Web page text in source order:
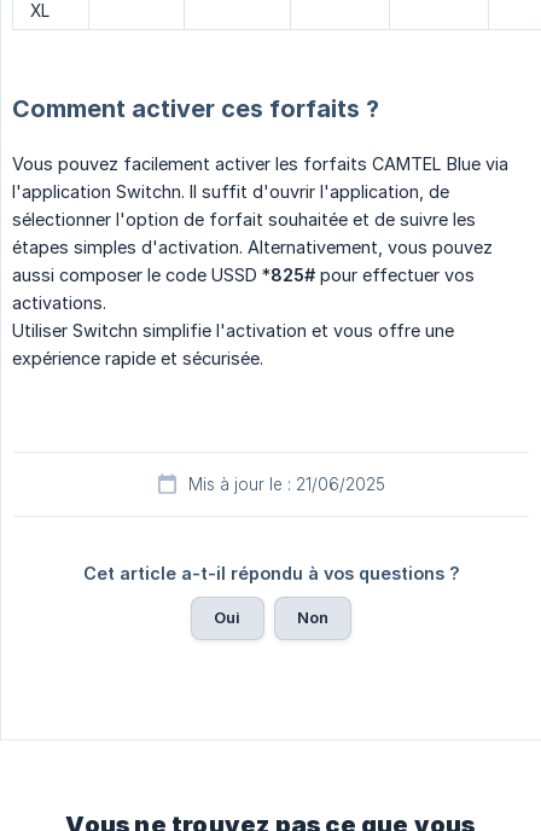
XL
Comment activer ces forfaits ?
Vous pouvez facilement activer les forfaits CAMTEL Blue via
l'application Switchn. Il suffit d'ouvrir l'application, de
sélectionner l'option de forfait souhaitée et de suivre les
étapes simples d'activation. Alternativement, vous pouvez
aussi composer le code USSD *825# pour effectuer vos
activations.
Utiliser Switchn simplifie l'activation et vous offre une
expérience rapide et sécurisée.
Mis à jour le : 21/06/2025
Cet article a-t-il répondu à vos questions ?
Oui Non
Vous ne trouvez pas ce que vous